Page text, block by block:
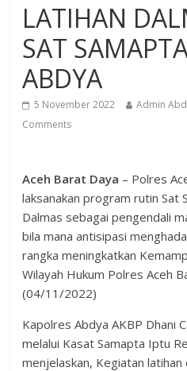
LATIHAN
SAT
ABDYA
5 November 2022 Admin
Comments
Aceh Barat Daya – Polres
laksanakan program rutin Sat
Dalmas sebagai pengendali
bila mana antisipasi
rangka meningkatkan
Wilayah Hukum Polres Aceh
(04/11/2022)
Kapolres Abdya AKBP Dhani
melalui Kasat Samapta Iptu
menjelaskan, Kegiatan